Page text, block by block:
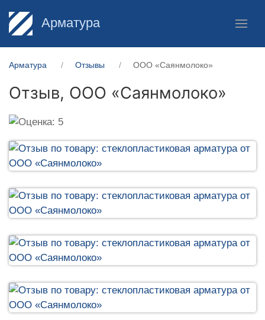
Арматура
Арматура Отзывы ООО «Саянмолоко»
Отзыв, ООО «Саянмолоко»